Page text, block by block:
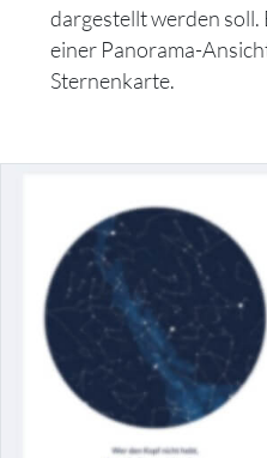
dargestellt werden soll.
einer Panorama-
Sternenkarte.